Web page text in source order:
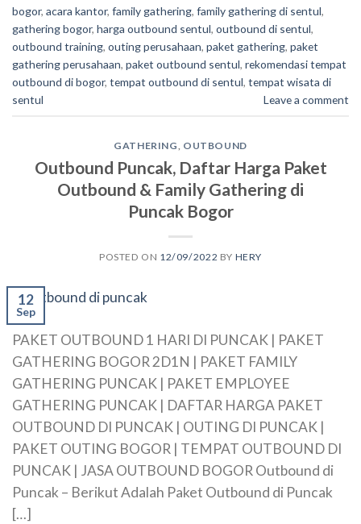
bogor, acara kantor, family gathering, family gathering di sentul,
gathering bogor, harga outbound sentul, outbound di sentul,
outbound training, outing perusahaan, paket gathering, paket
gathering perusahaan, paket outbound sentul, rekomendasi tempat
outbound di bogor, tempat outbound di sentul, tempat wisata di
sentul
Leave a comment
GATHERING, OUTBOUND
Outbound Puncak, Daftar Harga Paket
Outbound & Family Gathering di
Puncak Bogor
POSTED ON 12/09/2022 BY HERY
12
Sep
PAKET OUTBOUND 1 HARI DI PUNCAK | PAKET
GATHERING BOGOR 2D1N | PAKET FAMILY
GATHERING PUNCAK | PAKET EMPLOYEE
GATHERING PUNCAK | DAFTAR HARGA PAKET
OUTBOUND DI PUNCAK | OUTING DI PUNCAK |
PAKET OUTING BOGOR | TEMPAT OUTBOUND DI
PUNCAK | JASA OUTBOUND BOGOR Outbound di
Puncak – Berikut Adalah Paket Outbound di Puncak
[…]